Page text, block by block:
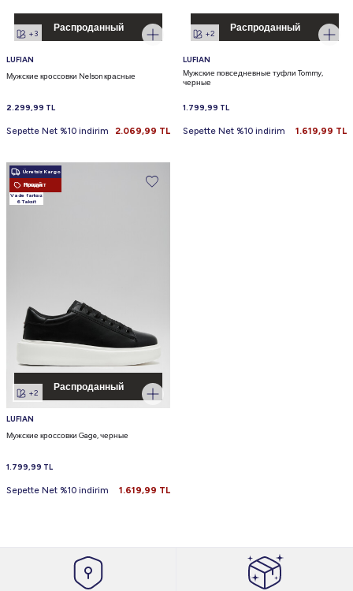
Распроданный
+3
LUFIAN
Мужские кроссовки Nelson красные
2.299,99 TL
Sepette Net %10 indirim 2.069,99 TL
Распроданный
+2
LUFIAN
Мужские повседневные туфли Tommy,
черные
1.799,99 TL
Sepette Net %10 indirim 1.619,99 TL
Ücretsiz Kargo
Новый Продукт
Vade farksız
6 Taksit
Распроданный
+2
LUFIAN
Мужские кроссовки Gage, черные
1.799,99 TL
Sepette Net %10 indirim 1.619,99 TL